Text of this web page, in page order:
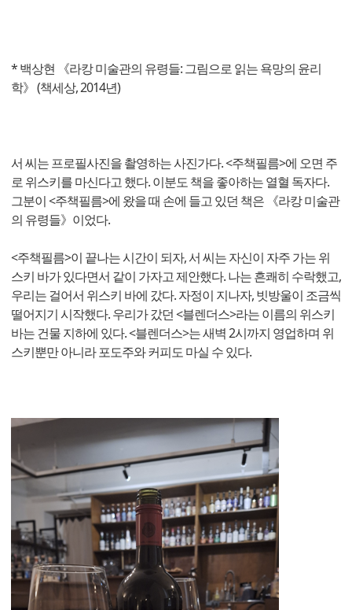
* 백상현 《라캉 미술관의 유령들: 그림으로 읽는 욕망의 윤리
학》 (책세상, 2014년)
서 씨는 프로필사진을 촬영하는 사진가다. <주책필름>에 오면 주
로 위스키를 마신다고 했다. 이분도 책을 좋아하는 열혈 독자다.
그분이 <주책필름>에 왔을 때 손에 들고 있던 책은 《라캉 미술관
의 유령들》이었다.
<주책필름>이 끝나는 시간이 되자, 서 씨는 자신이 자주 가는 위
스키 바가 있다면서 같이 가자고 제안했다. 나는 흔쾌히 수락했고,
우리는 걸어서 위스키 바에 갔다. 자정이 지나자, 빗방울이 조금씩
떨어지기 시작했다. 우리가 갔던 <블렌더스>라는 이름의 위스키
바는 건물 지하에 있다. <블렌더스>는 새벽 2시까지 영업하며 위
스키뿐만 아니라 포도주와 커피도 마실 수 있다.